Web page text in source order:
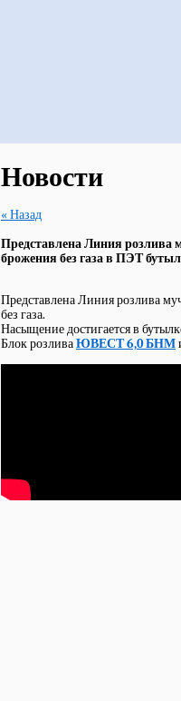
Новости
« Назад
Представлена Линия розлива
брожения без газа в ПЭТ
Представлена Линия розлива
без газа.
Насыщение достигается в
Блок розливаЮВЕСТ 6,0 БНМ